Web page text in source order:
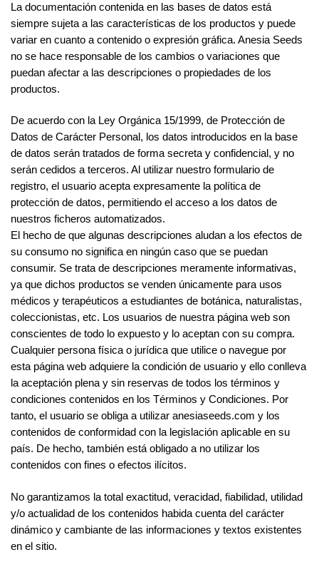
La documentación contenida en las bases de datos está
siempre sujeta a las características de los productos y puede
variar en cuanto a contenido o expresión gráfica. Anesia Seeds
no se hace responsable de los cambios o variaciones que
puedan afectar a las descripciones o propiedades de los
productos.
De acuerdo con la Ley Orgánica 15/1999, de Protección de
Datos de Carácter Personal, los datos introducidos en la base
de datos serán tratados de forma secreta y confidencial, y no
serán cedidos a terceros. Al utilizar nuestro formulario de
registro, el usuario acepta expresamente la política de
protección de datos, permitiendo el acceso a los datos de
nuestros ficheros automatizados.
El hecho de que algunas descripciones aludan a los efectos de
su consumo no significa en ningún caso que se puedan
consumir. Se trata de descripciones meramente informativas,
ya que dichos productos se venden únicamente para usos
médicos y terapéuticos a estudiantes de botánica, naturalistas,
coleccionistas, etc. Los usuarios de nuestra página web son
conscientes de todo lo expuesto y lo aceptan con su compra.
Cualquier persona física o jurídica que utilice o navegue por
esta página web adquiere la condición de usuario y ello conlleva
la aceptación plena y sin reservas de todos los términos y
condiciones contenidos en los Términos y Condiciones. Por
tanto, el usuario se obliga a utilizar anesiaseeds.com y los
contenidos de conformidad con la legislación aplicable en su
país. De hecho, también está obligado a no utilizar los
contenidos con fines o efectos ilícitos.
No garantizamos la total exactitud, veracidad, fiabilidad, utilidad
y/o actualidad de los contenidos habida cuenta del carácter
dinámico y cambiante de las informaciones y textos existentes
en el sitio.